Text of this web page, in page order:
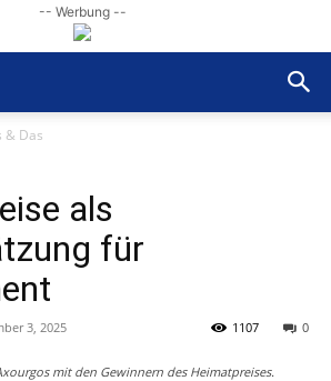
-- Werbung --
& Das
als
für
3, 2025 0
1107
mit den Gewinnern des Heimatpreises.